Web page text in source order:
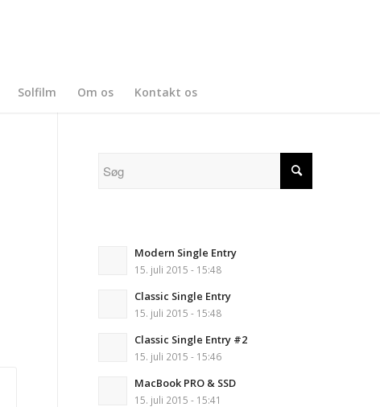
Solfilm Om os Kontakt os
Modern Single Entry
15. juli 2015 - 15:48
Classic Single Entry
15. juli 2015 - 15:48
Classic Single Entry #2
15. juli 2015 - 15:46
MacBook PRO & SSD
15. juli 2015 - 15:41